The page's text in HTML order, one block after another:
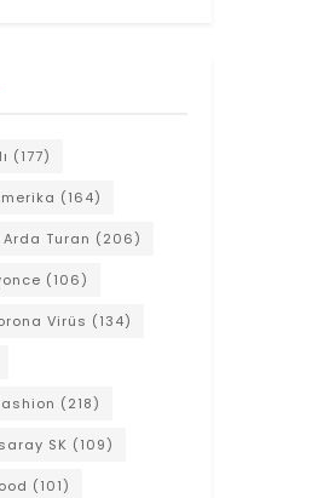
(177)
(164)
Arda Turan (206)
(106)
Virüs (134)
(218)
SK (109)
(101)